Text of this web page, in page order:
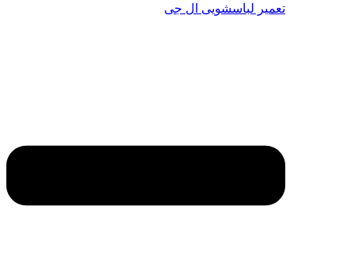
تعمیر لباسشویی ال جی